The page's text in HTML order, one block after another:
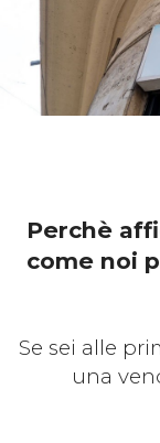
Perchè
come noi
Se sei alle
una